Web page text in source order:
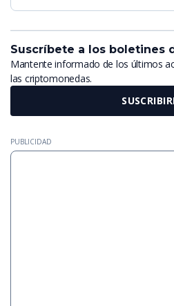
Suscríbete a los boletines
Mantente informado de los últimos
las criptomonedas.
PUBLICIDAD